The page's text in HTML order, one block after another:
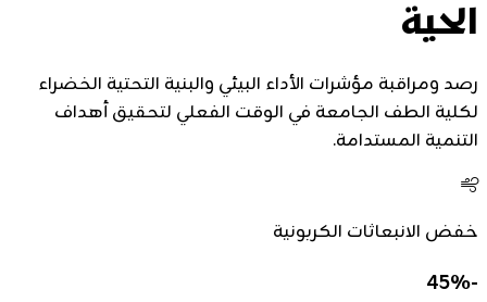
الحية
رصد ومراقبة مؤشرات الأداء البيئي والبنية التحتية الخضراء
لكلية الطف الجامعة في الوقت الفعلي لتحقيق أهداف
التنمية المستدامة.
خفض الانبعاثات الكربونية
-45%